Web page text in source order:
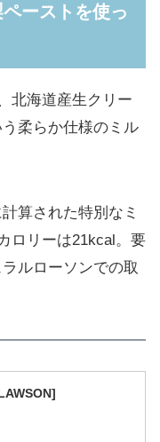
ーストを使っ
北海道産生クリー
柔らか仕様のミル
算された特別なミ
ロリーは21kcal。要
ルローソンでの取